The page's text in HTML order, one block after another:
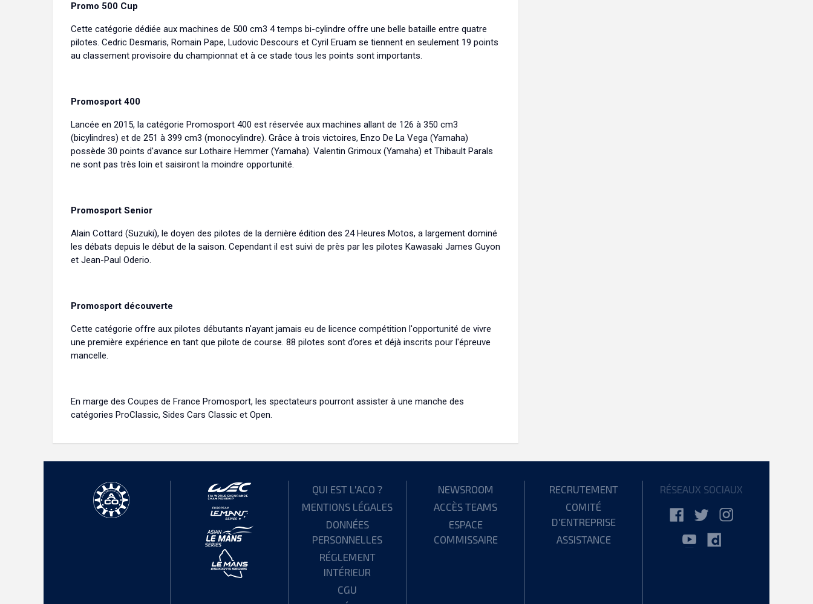
Promo 500 Cup
Cette catégorie dédiée aux machines de 500 cm3 4 temps bi-cylindre offre une belle bataille entre quatre
pilotes. Cedric Desmaris, Romain Pape, Ludovic Descours et Cyril Eruam se tiennent en seulement 19 points
au classement provisoire du championnat et à ce stade tous les points sont importants.
Promosport 400
Lancée en 2015, la catégorie Promosport 400 est réservée aux machines allant de 126 à 350 cm3
(bicylindres) et de 251 à 399 cm3 (monocylindre). Grâce à trois victoires, Enzo De La Vega (Yamaha)
possède 30 points d'avance sur Lothaire Hemmer (Yamaha). Valentin Grimoux (Yamaha) et Thibault Parals
ne sont pas très loin et saisiront la moindre opportunité.
Promosport Senior
Alain Cottard (Suzuki), le doyen des pilotes de la dernière édition des 24 Heures Motos, a largement dominé
les débats depuis le début de la saison. Cependant il est suivi de près par les pilotes Kawasaki James Guyon
et Jean-Paul Oderio.
Promosport découverte
Cette catégorie offre aux pilotes débutants n'ayant jamais eu de licence compétition l'opportunité de vivre
une première expérience en tant que pilote de course. 88 pilotes sont d’ores et déjà inscrits pour l'épreuve
mancelle.
En marge des Coupes de France Promosport, les spectateurs pourront assister à une manche des
catégories ProClassic, Sides Cars Classic et Open.
QUI EST L'ACO ?
MENTIONS LÉGALES
DONNÉES
PERSONNELLES
RÉGLEMENT
INTÉRIEUR
CGU
NEWSROOM
ACCÈS TEAMS
ESPACE
COMMISSAIRE
RECRUTEMENT
COMITÉ
D'ENTREPRISE
ASSISTANCE
RÉSEAUX SOCIAUX